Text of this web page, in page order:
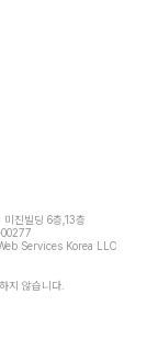
진빌딩 6층,13층
Services Korea LLC
지 않습니다.